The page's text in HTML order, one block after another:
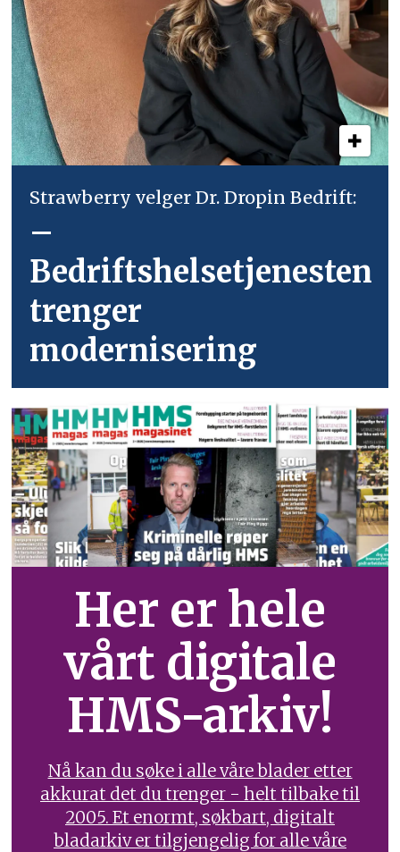
Strawberry velger Dr. Dropin Bedrift:
–
Bedriftshelsetjenesten
trenger
modernisering
Her er hele
vårt digitale
HMS-arkiv!
Nå kan du søke i alle våre blader etter
akkurat det du trenger - helt tilbake til
2005. Et enormt, søkbart, digitalt
bladarkiv er tilgjengelig for alle våre